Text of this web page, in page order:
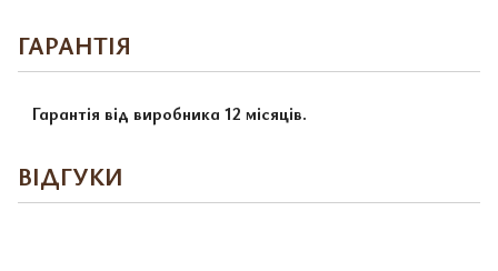
ГАРАНТІЯ
Гарантія від виробника 12 місяців.
ВІДГУКИ